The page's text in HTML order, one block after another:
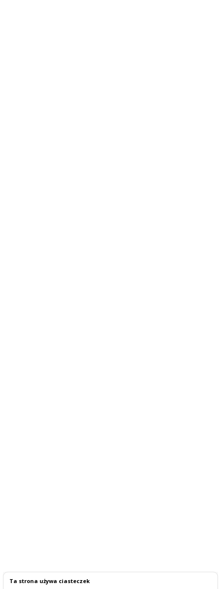
Ta strona używa ciasteczek